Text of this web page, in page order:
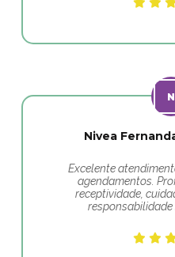
Nivea
Excelente
agendamentos.
receptividade,
responsabilidade